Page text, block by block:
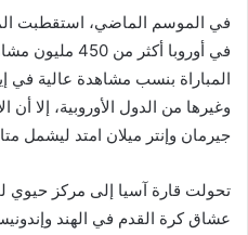
في الموسم الماضي، استقطبت
في أوروبا أكثر
المباراة بنسب مشاهدة عالية في
وغيرها من الدول الأوروبية، إلا أن
جيرمان وإنتر ميلان امتد ليشمل
تحولت قارة آسيا إلى مركز حيوي
عشاق كرة القدم في الهند